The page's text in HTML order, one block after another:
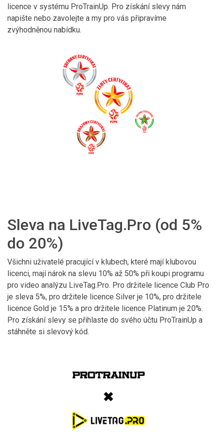
licence v systému ProTrainUp. Pro získání slevy nám
napište nebo zavolejte a my pro vás připravíme
zvýhodněnou nabídku.
Sleva na LiveTag.Pro (od 5%
do 20%)
Všichni uživatelé pracující v klubech, které mají klubovou
licenci, mají nárok na slevu 10% až 50% při koupi programu
pro video analýzu LiveTag.Pro. Pro držitele licence Club Pro
je sleva 5%, pro držitele licence Silver je 10%, pro držitele
licence Gold je 15% a pro držitele licence Platinum je 20%.
Pro získání slevy se přihlaste do svého účtu ProTrainUp a
stáhněte si slevový kód.